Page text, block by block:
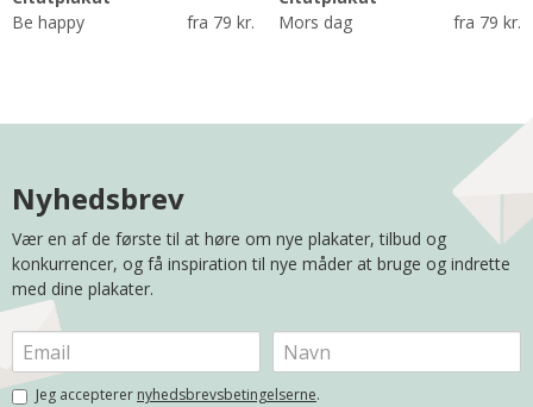
Be happy
fra 79 kr.
Mors dag
fra 79 kr.
Nyhedsbrev
Vær en af de første til at høre om nye plakater, tilbud og
konkurrencer, og få inspiration til nye måder at bruge og indrette
med dine plakater.
Jeg accepterer nyhedsbrevsbetingelserne.